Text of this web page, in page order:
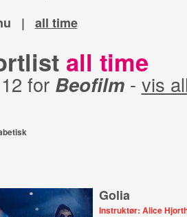
| all time
all time
for Beofilm- vis
Golia
Instruktør: Alice